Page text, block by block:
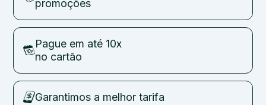
promoções
Pague em até 10x
no cartão
Garantimos a melhor tarifa